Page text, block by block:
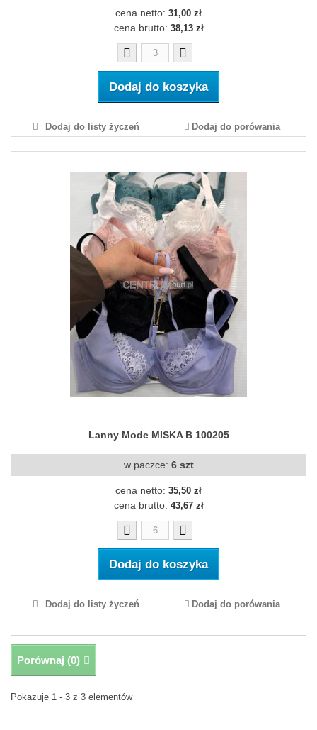
cena netto: 31,00 zł
cena brutto: 38,13 zł
Dodaj do koszyka
Dodaj do listy życzeń Dodaj do porówania
Lanny Mode MISKA B 100205
w paczce: 6 szt
cena netto: 35,50 zł
cena brutto: 43,67 zł
Dodaj do koszyka
Dodaj do listy życzeń Dodaj do porówania
Porównaj (0)
Pokazuje 1 - 3 z 3 elementów